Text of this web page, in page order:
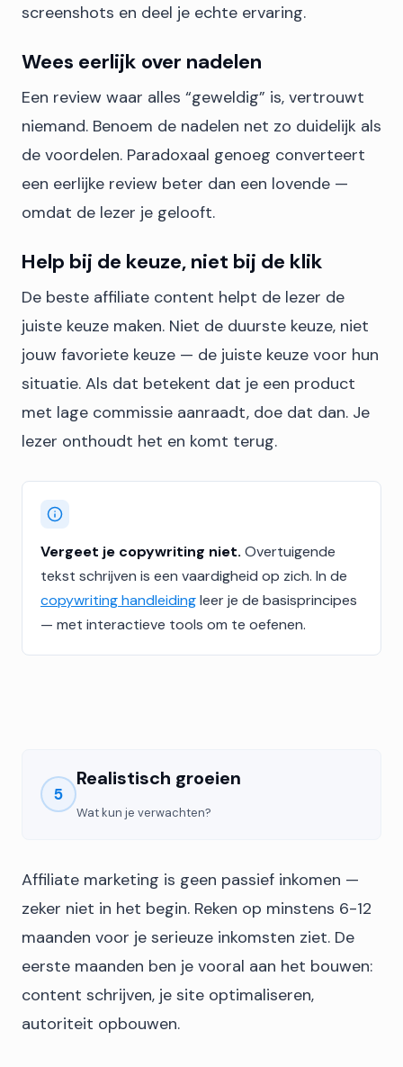
screenshots en deel je echte ervaring.
Wees eerlijk over nadelen
Een review waar alles “geweldig” is, vertrouwt
niemand. Benoem de nadelen net zo duidelijk als
de voordelen. Paradoxaal genoeg converteert
een eerlijke review beter dan een lovende —
omdat de lezer je gelooft.
Help bij de keuze, niet bij de klik
De beste affiliate content helpt de lezer de
juiste keuze maken. Niet de duurste keuze, niet
jouw favoriete keuze — de juiste keuze voor hun
situatie. Als dat betekent dat je een product
met lage commissie aanraadt, doe dat dan. Je
lezer onthoudt het en komt terug.
Vergeet je copywriting niet. Overtuigende
tekst schrijven is een vaardigheid op zich. In de
copywriting handleidingleer je de basisprincipes
— met interactieve tools om te oefenen.
5
Realistisch groeien
Wat kun je verwachten?
Affiliate marketing is geen passief inkomen —
zeker niet in het begin. Reken op minstens 6-12
maanden voor je serieuze inkomsten ziet. De
eerste maanden ben je vooral aan het bouwen:
content schrijven, je site optimaliseren,
autoriteit opbouwen.